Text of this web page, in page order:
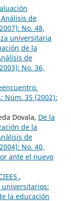
de
No. 48,
universitaria
de la
de
No. 36,
Núm. 35 (2002):
Dovala, De la
de la
de
No. 40,
ante el nuevo
,
universitarios:
la educación